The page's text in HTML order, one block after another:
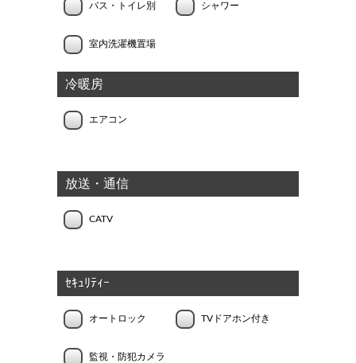
バス・トイレ別 シャワー
室内洗濯機置場
冷暖房
エアコン
放送・通信
CATV
ｾｷｭﾘﾃｨｰ
オートロック TVドアホン付き
監視・防犯カメラ